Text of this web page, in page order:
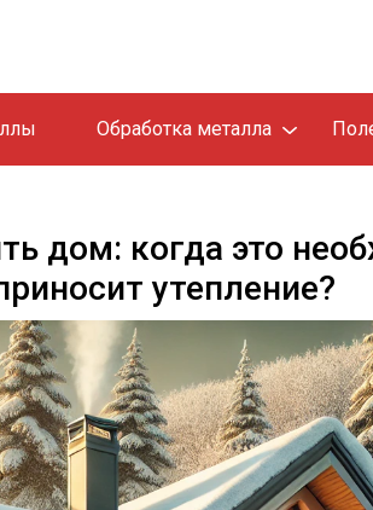
Обработка металла
дом: когда это
утепление?